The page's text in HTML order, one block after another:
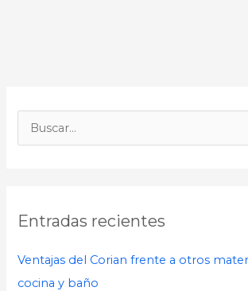
a
Entradas recientes
Ventajas del Corian frente a otros
cocina y baño